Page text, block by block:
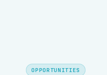
OPPORTUNITIES